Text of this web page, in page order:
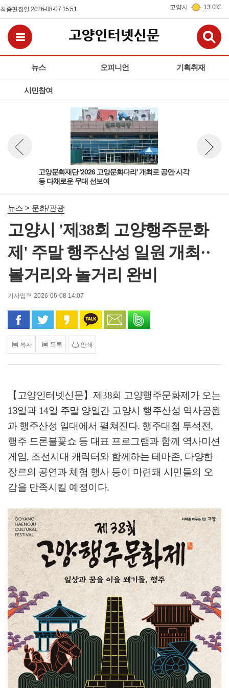
최종편집일 2026-08-07 15:51 고양시 13.0℃
뉴스 오피니언 기획취재
시민참여
전체메뉴보기
고양문화재단 '2026 고양문화다리' 개최로 공연·시각
등 다채로운 무대 선보여
뉴스 이전보기
뉴스 > 문화/관광
고양시 '제38회 고양행주문화
제' 주말 행주산성 일원 개최··
볼거리와 놀거리 완비
기사입력 2026-06-08 14:07
페이스북으로 공유
트위터로 공유카카오 스토리로 공유
카카오톡으로 공유
문자로 공유
복사 목록 인쇄
【고양인터넷신문】 제 38회 고양행주문화제가 오는
13일과 14일 주말 양일간 고양시 행주산성 역사공원
과 행주산성 일대에서 펼쳐진다. 행주대첩 투석전,
행주 드론불꽃쇼 등 대표 프로그램과 함께 역사미션
게임, 조선시대 캐릭터와 함께하는 테마존, 다양한
장르의 공연과 체험 행사 등이 마련돼 시민들의 오
감을 만족시킬 예정이다.